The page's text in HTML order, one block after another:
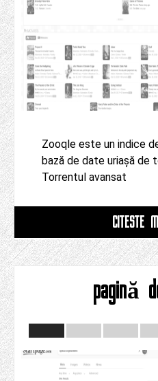
Zooqle este un indice
bază de date uriașă de
Torrentul avansat
CITESTE
pagină